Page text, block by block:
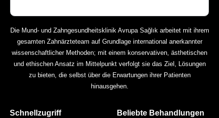
Die Mund- und Zahngesundheitsklinik Avrupa Sağlık arbeitet mit ihrem
gesamten Zahnärzteteam auf Grundlage international anerkannter
wissenschaftlicher Methoden; mit einem konservativen, ästhetischen
und ethischen Ansatz im Mittelpunkt verfolgt sie das Ziel, Lösungen
zu bieten, die selbst über die Erwartungen ihrer Patienten
hinausgehen.
Schnellzugriff Beliebte Behandlungen